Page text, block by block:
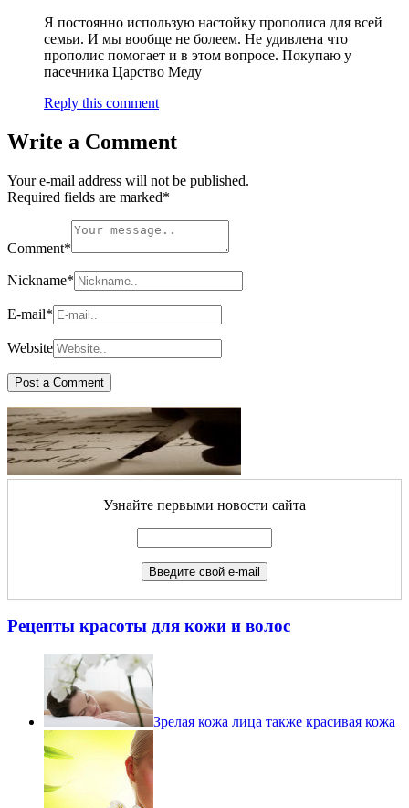
Я постоянно использую настойку прополиса для всей
семьи. И мы вообще не болеем. Не удивлена что
прополис помогает и в этом вопросе. Покупаю у
пасечника Царство Меду
Reply this comment
Write a Comment
Your e-mail address will not be published.
Required fields are marked*
Comment*
Nickname*
E-mail*
Website
Узнайте первыми новости сайта
Рецепты красоты для кожи и волос
Зрелая кожа лица также красивая кожа